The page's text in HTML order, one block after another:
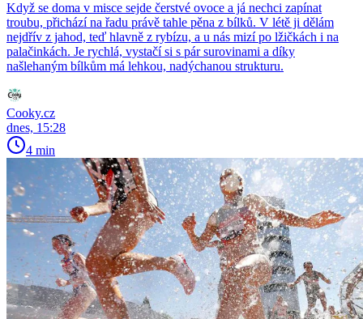
Když se doma v misce sejde čerstvé ovoce a já nechci zapínat
troubu, přichází na řadu právě tahle pěna z bílků. V létě ji dělám
nejdřív z jahod, teď hlavně z rybízu, a u nás mizí po lžičkách i na
palačinkách. Je rychlá, vystačí si s pár surovinami a díky
našlehaným bílkům má lehkou, nadýchanou strukturu.
Cooky.cz
dnes, 15:28
4 min